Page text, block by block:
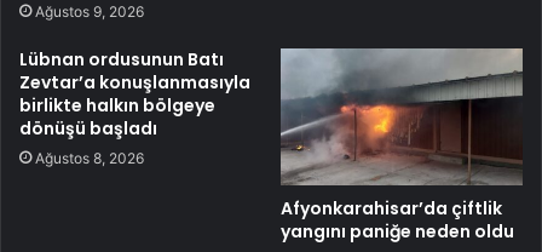
Ağustos 9, 2026
Lübnan ordusunun Batı
Zevtar’a konuşlanmasıyla
birlikte halkın bölgeye
dönüşü başladı
Ağustos 8, 2026
Afyonkarahisar’da çiftlik
yangını paniğe neden oldu